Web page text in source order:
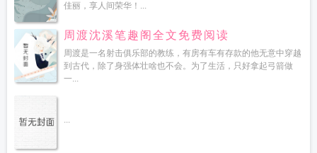
佳丽，享人间荣华！...
周渡沈溪笔趣阁全文免费阅读
周渡是一名射击俱乐部的教练，有房有车有存款的他无意中穿越
到古代，除了身强体壮啥也不会。为了生活，只好拿起弓箭做
一...
...